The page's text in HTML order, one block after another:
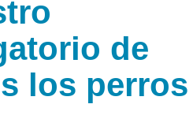
de
los perros